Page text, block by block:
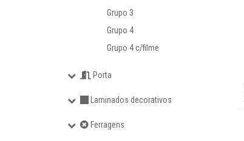
Laminados decorativos
Ferragens
Ferramentas
Produtos quimicos
Grupo 3
Grupo 4
Grupo 4 c/filme
Porta
Laminados decorativos
Ferragens